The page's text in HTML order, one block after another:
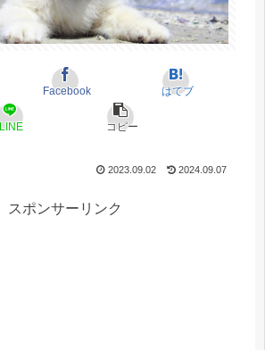
Facebook はてブ
LINE コピー
2023.09.02 2024.09.07
スポンサーリンク